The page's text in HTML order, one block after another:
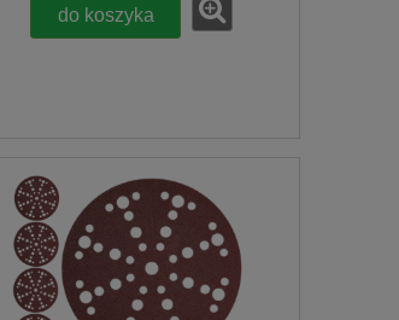
do koszyka